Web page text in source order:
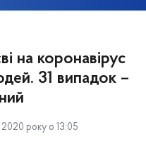
на коронавірус
31 випадок –
2020 року о 13:05